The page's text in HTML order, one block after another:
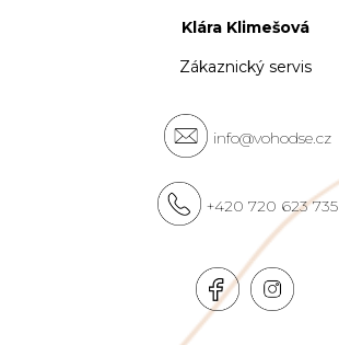
Klára Klimešová
Zákaznický servis
info@vohodse.cz
+420 720 623 735